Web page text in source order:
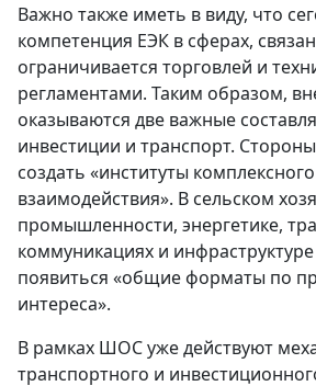
Важно также иметь в виду, что
компетенция ЕЭК в сферах,
ограничивается торговлей и
регламентами. Таким образом,
оказываются две важные
инвестиции и транспорт.
создать «институты комплексного
взаимодействия». В сельском
промышленности, энергетике,
коммуникациях и
появиться «общие форматы по
интереса».
В рамках ШОС уже действуют
транспортного и